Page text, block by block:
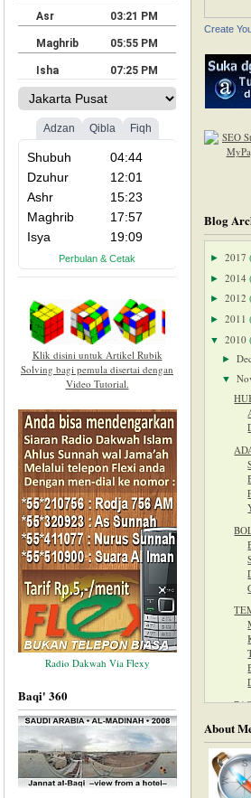
Klik disini untuk Artikel Rubik
Solving bagi pemula disertai dengan
Video Tutorial.
Radio Dakwah Via Flexy
Baqi' 360
Create
Blog
► 2017
► 2014
► 2012
► 2011
▼ 2010
►
▼
About